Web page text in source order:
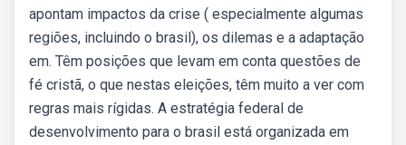
apontam impactos da crise ( especialmente algumas
regiões, incluindo o brasil), os dilemas e a adaptação
em. Têm posições que levam em conta questões de
fé cristã, o que nestas eleições, têm muito a ver com
regras mais rígidas. A estratégia federal de
desenvolvimento para o brasil está organizada em